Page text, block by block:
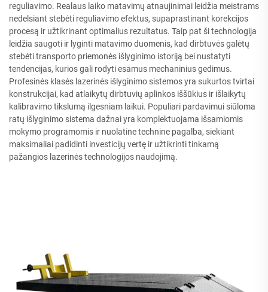
reguliavimo. Realaus laiko matavimų atnaujinimai leidžia meistrams
nedelsiant stebėti reguliavimo efektus, supaprastinant korekcijos
procesą ir užtikrinant optimalius rezultatus. Taip pat ši technologija
leidžia saugoti ir lyginti matavimo duomenis, kad dirbtuvės galėtų
stebėti transporto priemonės išlyginimo istoriją bei nustatyti
tendencijas, kurios gali rodyti esamus mechaninius gedimus.
Profesinės klasės lazerinės išlyginimo sistemos yra sukurtos tvirtai
konstrukcijai, kad atlaikytų dirbtuvių aplinkos iššūkius ir išlaikytų
kalibravimo tikslumą ilgesniam laikui. Populiari pardavimui siūloma
ratų išlyginimo sistema dažnai yra komplektuojama išsamiomis
mokymo programomis ir nuolatine technine pagalba, siekiant
maksimaliai padidinti investicijų vertę ir užtikrinti tinkamą
pažangios lazerinės technologijos naudojimą.